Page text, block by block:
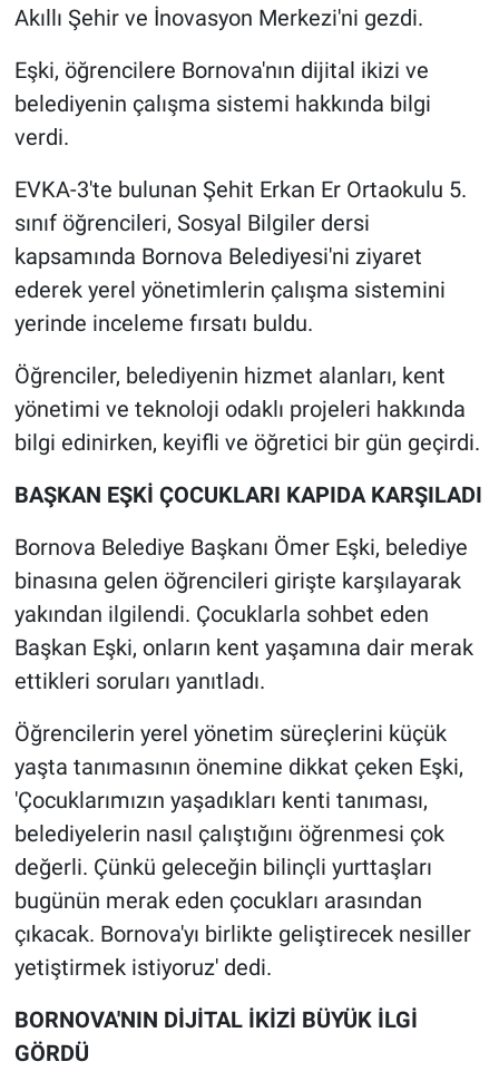
Akıllı Şehir ve İnovasyon Merkezi'ni gezdi.
Eşki, öğrencilere Bornova'nın dijital ikizi ve
belediyenin çalışma sistemi hakkında bilgi
verdi.
EVKA-3'te bulunan Şehit Erkan Er Ortaokulu 5.
sınıf öğrencileri, Sosyal Bilgiler dersi
kapsamında Bornova Belediyesi'ni ziyaret
ederek yerel yönetimlerin çalışma sistemini
yerinde inceleme fırsatı buldu.
Öğrenciler, belediyenin hizmet alanları, kent
yönetimi ve teknoloji odaklı projeleri hakkında
bilgi edinirken, keyifli ve öğretici bir gün geçirdi.
BAŞKAN EŞKİ ÇOCUKLARI KAPIDA KARŞILADI
Bornova Belediye Başkanı Ömer Eşki, belediye
binasına gelen öğrencileri girişte karşılayarak
yakından ilgilendi. Çocuklarla sohbet eden
Başkan Eşki, onların kent yaşamına dair merak
ettikleri soruları yanıtladı.
Öğrencilerin yerel yönetim süreçlerini küçük
yaşta tanımasının önemine dikkat çeken Eşki,
'Çocuklarımızın yaşadıkları kenti tanıması,
belediyelerin nasıl çalıştığını öğrenmesi çok
değerli. Çünkü geleceğin bilinçli yurttaşları
bugünün merak eden çocukları arasından
çıkacak. Bornova'yı birlikte geliştirecek nesiller
yetiştirmek istiyoruz' dedi.
BORNOVA'NIN DİJİTAL İKİZİ BÜYÜK İLGİ
GÖRDÜ